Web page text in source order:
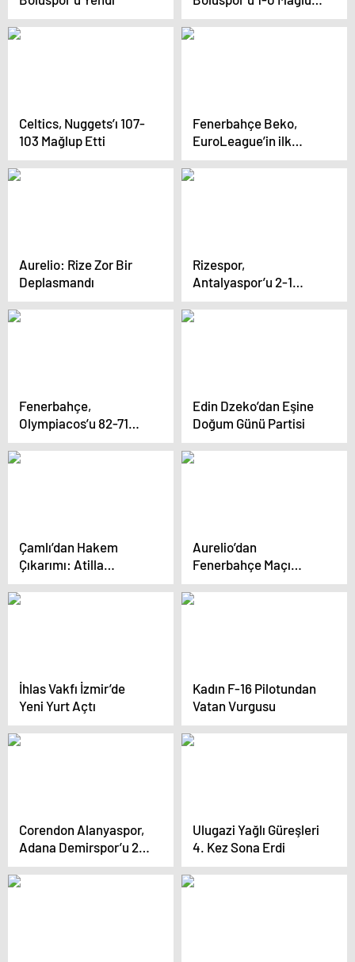
Etti
Celtics, Nuggets’ı 107-
103 Mağlup Etti
Fenerbahçe Beko,
EuroLeague’in ilk
haftasında ağırladığı
Olympiakos’u 82-71
Aurelio: Rize Zor Bir
Deplasmandı
Rizespor,
Antalyaspor’u 2-1
Yendi
Fenerbahçe,
Olympiacos’u 82-71
Yendi
Edin Dzeko’dan Eşine
Doğum Günü Partisi
Çamlı’dan Hakem
Çıkarımı: Atilla
Karaoğlan Yeniden
Görev Almasın!
Aurelio’dan
Fenerbahçe Maçı
Değerlendirmesi
İhlas Vakfı İzmir’de
Yeni Yurt Açtı
Kadın F-16 Pilotundan
Vatan Vurgusu
Corendon Alanyaspor,
Adana Demirspor’u 2-
0 Yendi
Ulugazi Yağlı Güreşleri
4. Kez Sona Erdi